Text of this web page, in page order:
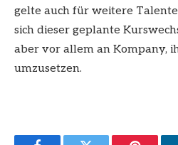
gelte auch für weitere
sich dieser geplante
aber vor allem an Kompany,
umzusetzen.